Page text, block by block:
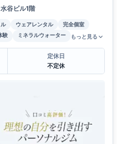
谷ビル1階
ウェアレンタル
完全個室
験 ミネラルウォーター もっと見る
定休日
不定休